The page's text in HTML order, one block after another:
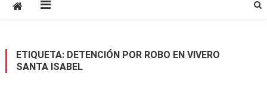
ETIQUETA: DETENCIÓN POR ROBO EN VIVERO
SANTA ISABEL